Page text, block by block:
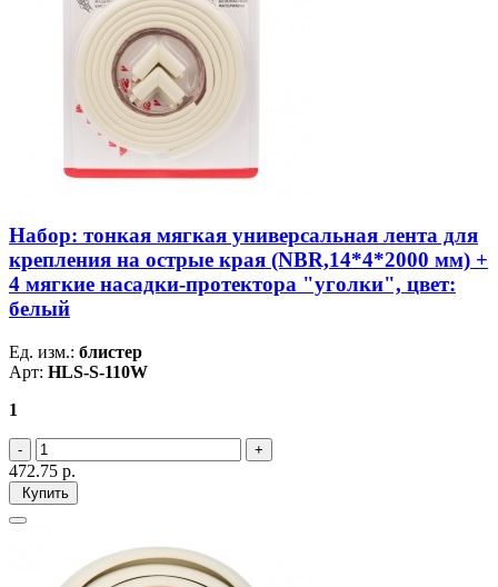
Набор: тонкая мягкая универсальная лента для
крепления на острые края (NBR,14*4*2000 мм) +
4 мягкие насадки-протектора "уголки", цвет:
белый
Ед. изм.: блистер
Арт: HLS-S-110W
1
472.75 р.
Купить